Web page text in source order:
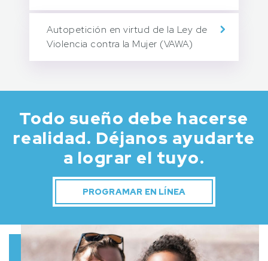
Autopetición en virtud de la Ley de
Violencia contra la Mujer (VAWA)
Todo sueño debe hacerse
realidad. Déjanos ayudarte
a lograr el tuyo.
PROGRAMAR EN LÍNEA